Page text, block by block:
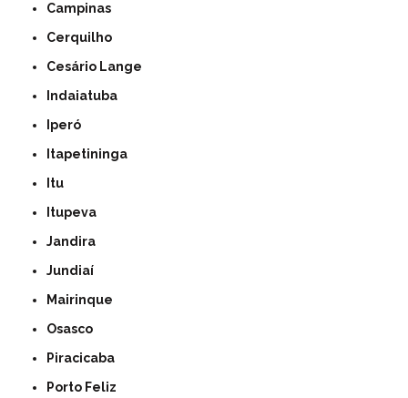
Campinas
Cerquilho
Cesário Lange
Indaiatuba
Iperó
Itapetininga
Itu
Itupeva
Jandira
Jundiaí
Mairinque
Osasco
Piracicaba
Porto Feliz